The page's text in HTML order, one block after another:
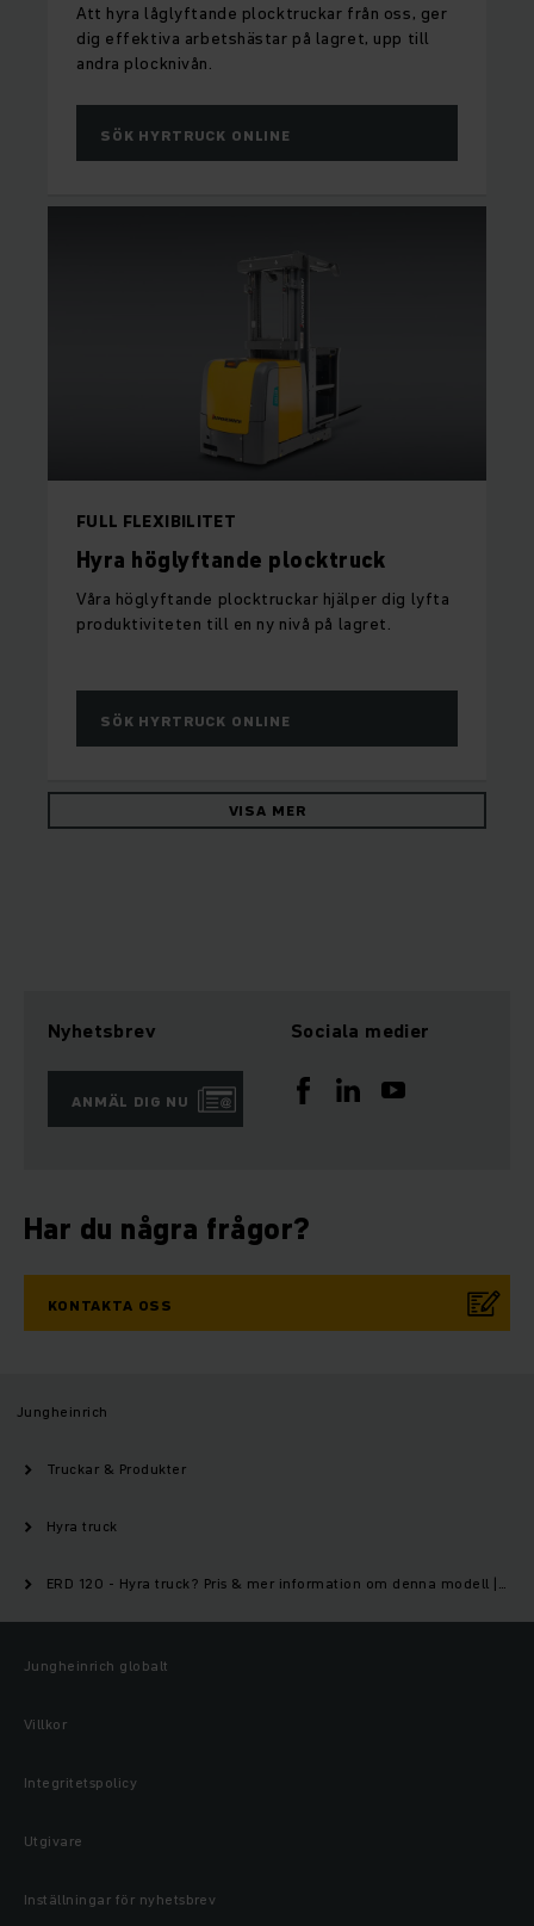
Att hyra låglyftande plocktruckar från oss, ger
dig effektiva arbetshästar på lagret, upp till
andra plocknivån.
SÖK HYRTRUCK ONLINE
FULL FLEXIBILITET
Hyra höglyftande plocktruck
Våra höglyftande plocktruckar hjälper dig lyfta
produktiviteten till en ny nivå på lagret.
SÖK HYRTRUCK ONLINE
VISA MER
Nyhetsbrev
ANMÄL DIG NU
Sociala medier
Har du några frågor?
KONTAKTA OSS
Jungheinrich
Truckar & Produkter
Hyra truck
ERD 120 - Hyra truck? Pris & mer information om denna modell | Jungheinrich
Jungheinrich globalt
Villkor
Integritetspolicy
Utgivare
Inställningar för nyhetsbrev